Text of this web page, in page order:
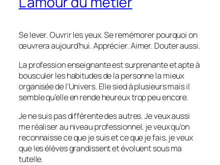
Se lever. Ouvrir les yeux. Se remémorer pourquoi on
œuvrera aujourd’hui. Apprécier. Aimer. Douter aussi.
La profession enseignante est surprenante et apte à
bousculer les habitudes de la personne la mieux
organisée de l’Univers. Elle sied à plusieurs mais il
semble qu’elle en rende heureux trop peu encore.
Je ne suis pas différente des autres. Je veux aussi
me réaliser au niveau professionnel, je veux qu’on
reconnaisse ce que je suis et ce que je fais, je veux
que les élèves grandissent et évoluent sous ma
tutelle.